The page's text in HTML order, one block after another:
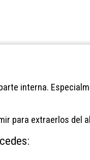
interna.
para extraerlos del